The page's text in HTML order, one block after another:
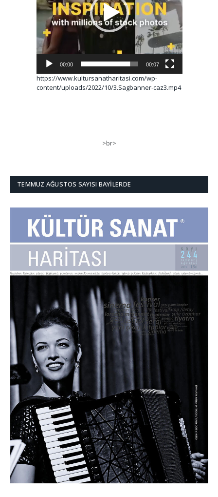
00:00 00:07
https://www.kultursanatharitasi.com/wp-
content/uploads/2022/10/3.Sagbanner-caz3.mp4
>br>
TEMMUZ AĞUSTOS SAYISI BAYILERDE